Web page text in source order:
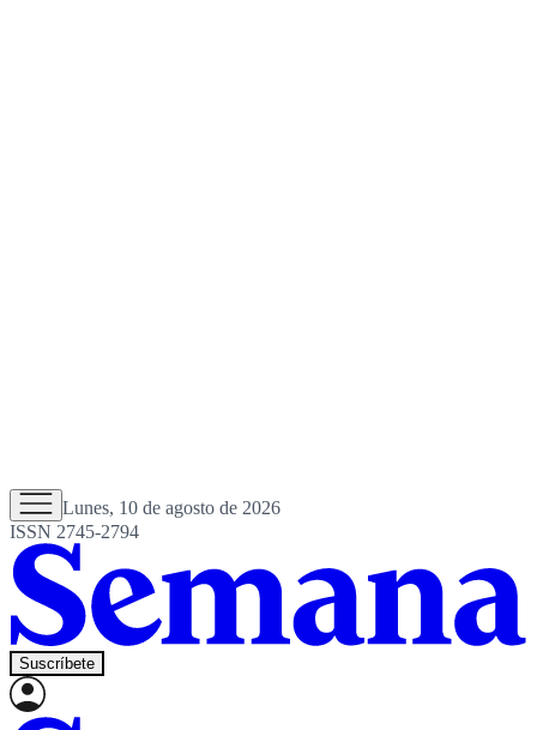
Lunes, 10 de agosto de 2026
ISSN 2745-2794
Suscríbete